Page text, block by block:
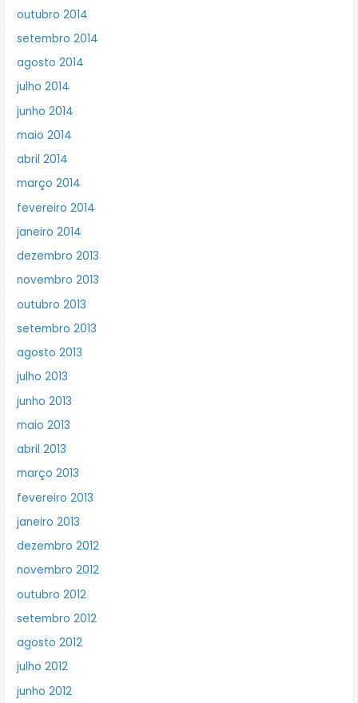
outubro 2014
setembro 2014
agosto 2014
julho 2014
junho 2014
maio 2014
abril 2014
março 2014
fevereiro 2014
janeiro 2014
dezembro 2013
novembro 2013
outubro 2013
setembro 2013
agosto 2013
julho 2013
junho 2013
maio 2013
abril 2013
março 2013
fevereiro 2013
janeiro 2013
dezembro 2012
novembro 2012
outubro 2012
setembro 2012
agosto 2012
julho 2012
junho 2012